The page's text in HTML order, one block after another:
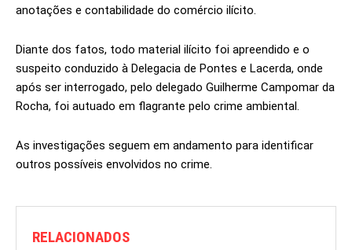
anotações e contabilidade do comércio ilícito.
Diante dos fatos, todo material ilícito foi apreendido e o
suspeito conduzido à Delegacia de Pontes e Lacerda, onde
após ser interrogado, pelo delegado Guilherme Campomar da
Rocha, foi autuado em flagrante pelo crime ambiental.
As investigações seguem em andamento para identificar
outros possíveis envolvidos no crime.
RELACIONADOS